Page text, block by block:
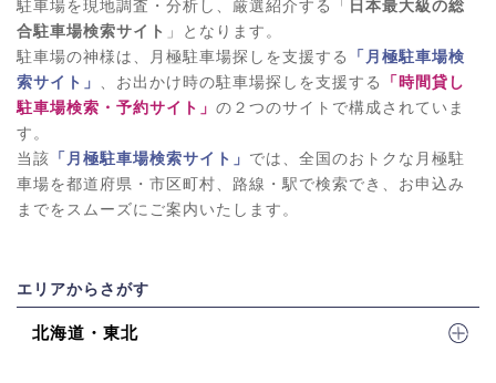
駐車場を現地調査・分析し、厳選紹介する「 日本最大級の総
合駐車場検索サイト 」となります。
駐車場の神様は、月極駐車場探しを支援する
「月極駐車場検
索サイト」
、お出かけ時の駐車場探しを支援する
「時間貸し
駐車場検索・予約サイト」 の２つのサイトで構成されていま
す。
当該 「月極駐車場検索サイト」 では、全国のおトクな月極駐
車場を都道府県・市区町村、路線・駅で検索でき、お申込み
までをスムーズにご案内いたします。
エリアからさがす
北海道・東北